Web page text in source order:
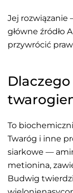
Jej
główne źródło
przywrócić
Dlaczego
To
Twaróg i inne
siarkowe —
metionina,
Budwig